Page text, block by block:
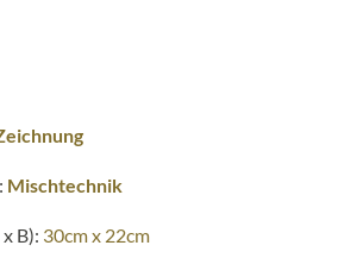
Mischtechnik
B): 30cm x 22cm